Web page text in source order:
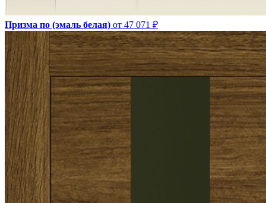
Призма по (эмаль белая) от 47 071 ₽